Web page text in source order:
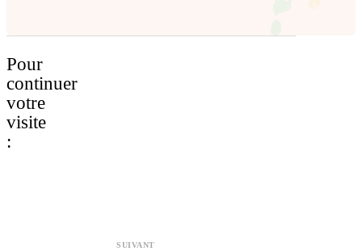
Pour
continuer
votre
visite
:
SUIVANT